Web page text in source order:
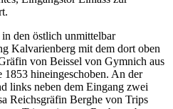
den östlich unmittelbar
Kalvarienberg mit dem dort oben
von Beissel von Gymnich aus
1853 hineingeschoben. An der
links neben dem Eingang zwei
Reichsgräfin Berghe von Trips